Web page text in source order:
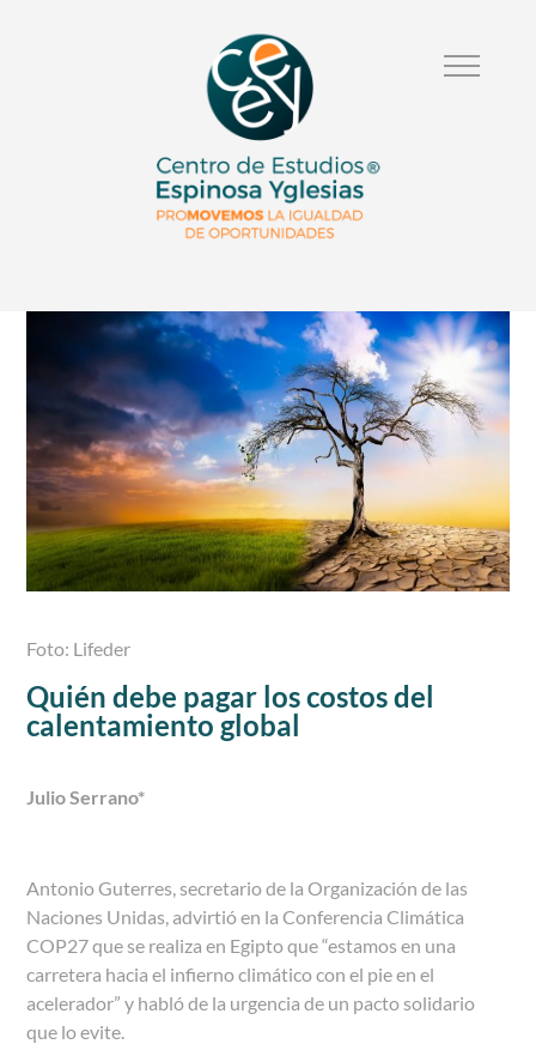
Foto: Lifeder
Quién debe pagar los costos del
calentamiento global
Julio Serrano*
Antonio Guterres, secretario de la Organización de las
Naciones Unidas, advirtió en la Conferencia Climática
COP27 que se realiza en Egipto que “estamos en una
carretera hacia el infierno climático con el pie en el
acelerador” y habló de la urgencia de un pacto solidario
que lo evite.